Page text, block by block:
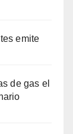
emite
de gas el